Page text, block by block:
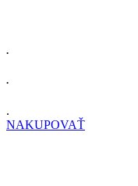
.
.
.
NAKUPOVAŤ